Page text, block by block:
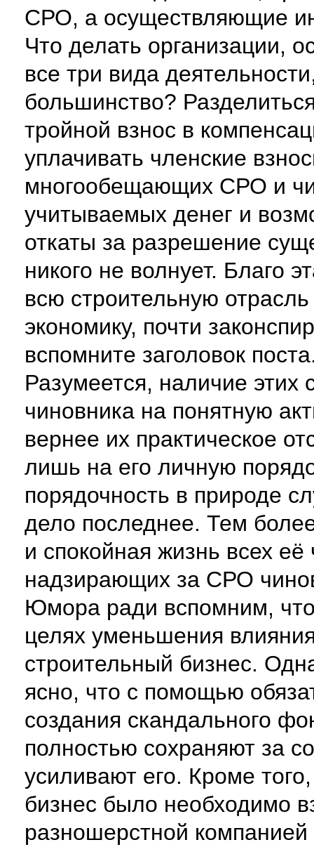
СРО, а осуществляющие
Что делать организации,
все три вида
большинство?
тройной взнос в
уплачивать членские
многообещающих СРО и
учитываемых денег и
откаты за разрешение
никого не волнует. Благо
всю строительную
экономику, почти
вспомните заголовок
Разумеется, наличие
чиновника на понятную
вернее их практическое
лишь на его личную
порядочность в природе
дело последнее. Тем
и спокойная жизнь всех
надзирающих за СРО
Юмора ради вспомним,
целях уменьшения
строительный бизнес.
ясно, что с помощью
создания скандального
полностью сохраняют за
усиливают его. Кроме
бизнес было необходимо
разношерстной